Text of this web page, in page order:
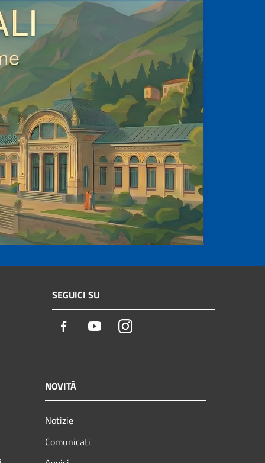
SEGUICI SU
Facebook YoutubeInstagram
NOVITÀ
Notizie
Comunicati